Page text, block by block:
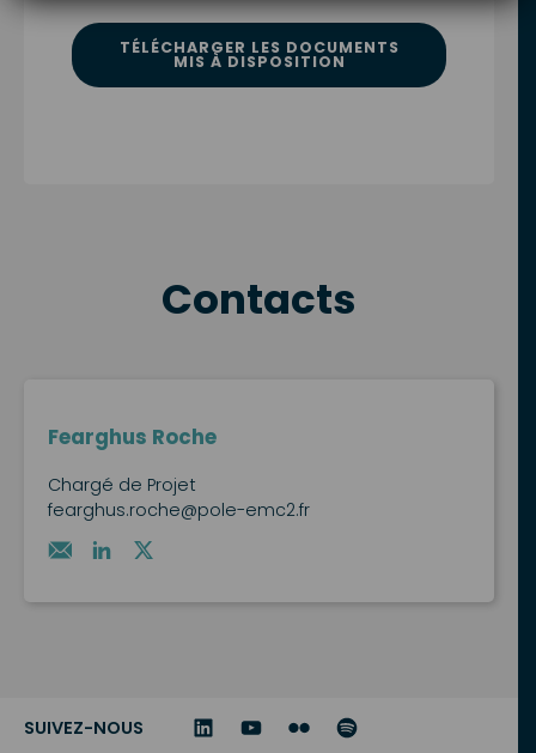
TÉLÉCHARGER LES DOCUMENTS
MIS À DISPOSITION
Contacts
Fearghus Roche
Chargé de Projet
fearghus.roche@pole-emc2.fr
SUIVEZ-NOUS